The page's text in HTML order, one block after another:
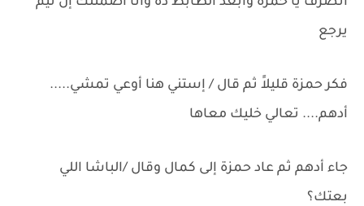
يرجع
فكر حمزة قليلاََ ثم قال / إستني هنا أوعي تمشي.....
أدهم.... تعالي خليك معاها
جاء أدهم ثم عاد حمزة إلى كمال وقال /الباشا اللي
بعتك؟